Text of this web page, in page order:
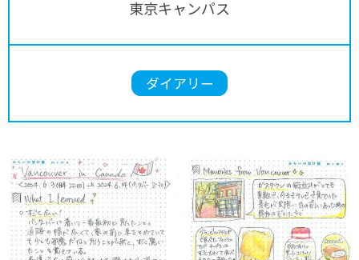
東京キャンパス
ダイアリー